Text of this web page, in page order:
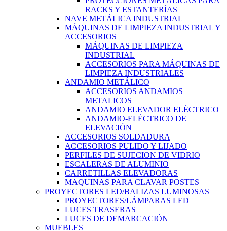
RACKS Y ESTANTERÍAS
NAVE METÁLICA INDUSTRIAL
MÁQUINAS DE LIMPIEZA INDUSTRIAL Y
ACCESORIOS
MÁQUINAS DE LIMPIEZA
INDUSTRIAL
ACCESORIOS PARA MÁQUINAS DE
LIMPIEZA INDUSTRIALES
ANDAMIO METÁLICO
ACCESORIOS ANDAMIOS
METALICOS
ANDAMIO ELEVADOR ELÉCTRICO
ANDAMIO-ELÉCTRICO DE
ELEVACIÓN
ACCESORIOS SOLDADURA
ACCESORIOS PULIDO Y LIJADO
PERFILES DE SUJECION DE VIDRIO
ESCALERAS DE ALUMINIO
CARRETILLAS ELEVADORAS
MAQUINAS PARA CLAVAR POSTES
PROYECTORES LED/BALIZAS LUMINOSAS
PROYECTORES/LÁMPARAS LED
LUCES TRASERAS
LUCES DE DEMARCACIÓN
MUEBLES